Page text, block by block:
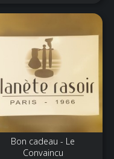
Bon cadeau - Le
Convaincu